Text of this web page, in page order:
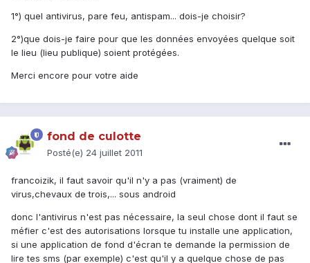
1°) quel antivirus, pare feu, antispam... dois-je choisir?
2°)que dois-je faire pour que les données envoyées quelque soit
le lieu (lieu publique) soient protégées.
Merci encore pour votre aide
fond de culotte
Posté(e) 24 juillet 2011
francoizik, il faut savoir qu'il n'y a pas (vraiment) de
virus,chevaux de trois,... sous android
donc l'antivirus n'est pas nécessaire, la seul chose dont il faut se
méfier c'est des autorisations lorsque tu installe une application,
si une application de fond d'écran te demande la permission de
lire tes sms (par exemple) c'est qu'il y a quelque chose de pas